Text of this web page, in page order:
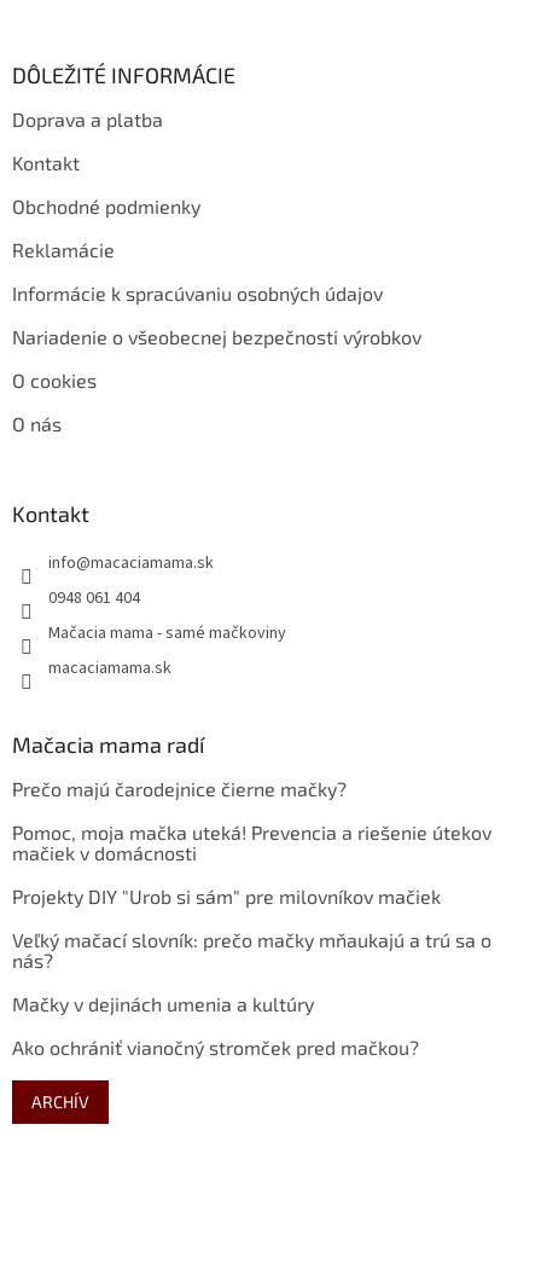
DÔLEŽITÉ INFORMÁCIE
Doprava a platba
Kontakt
Obchodné podmienky
Reklamácie
Informácie k spracúvaniu osobných údajov
Nariadenie o všeobecnej bezpečnosti výrobkov
O cookies
O nás
Kontakt
info@macaciamama.sk
0948 061 404
Mačacia mama - samé mačkoviny
macaciamama.sk
Mačacia mama radí
Prečo majú čarodejnice čierne mačky?
Pomoc, moja mačka uteká! Prevencia a riešenie útekov
mačiek v domácnosti
Projekty DIY "Urob si sám" pre milovníkov mačiek
Veľký mačací slovník: prečo mačky mňaukajú a trú sa o
nás?
Mačky v dejinách umenia a kultúry
Ako ochrániť vianočný stromček pred mačkou?
ARCHÍV